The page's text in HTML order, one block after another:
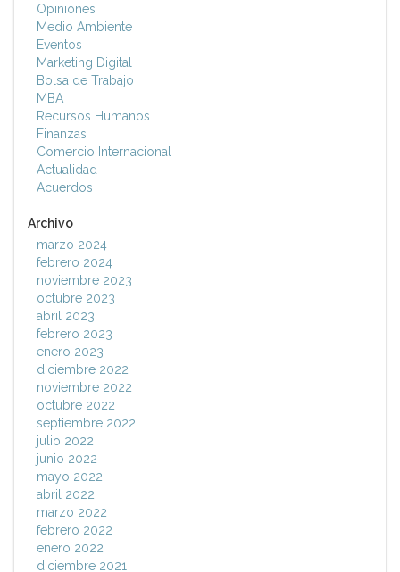
Opiniones
Medio Ambiente
Eventos
Marketing Digital
Bolsa de Trabajo
MBA
Recursos Humanos
Finanzas
Comercio Internacional
Actualidad
Acuerdos
Archivo
marzo 2024
febrero 2024
noviembre 2023
octubre 2023
abril 2023
febrero 2023
enero 2023
diciembre 2022
noviembre 2022
octubre 2022
septiembre 2022
julio 2022
junio 2022
mayo 2022
abril 2022
marzo 2022
febrero 2022
enero 2022
diciembre 2021